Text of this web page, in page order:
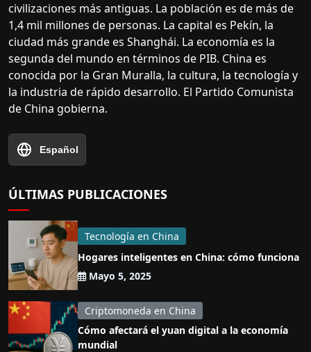
civilizaciones más antiguas. La población es de más de
1,4 mil millones de personas. La capital es Pekín, la
ciudad más grande es Shanghái. La economía es la
segunda del mundo en términos de PIB. China es
conocida por la Gran Muralla, la cultura, la tecnología y
la industria de rápido desarrollo. El Partido Comunista
de China gobierna.
Español
ÚLTIMAS PUBLICACIONES
Tecnología en China
Hogares inteligentes en China: cómo funciona
Mayo 5, 2025
Criptomoneda en China
Cómo afectará el yuan digital a la economía
mundial